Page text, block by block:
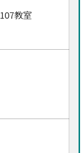
107教室